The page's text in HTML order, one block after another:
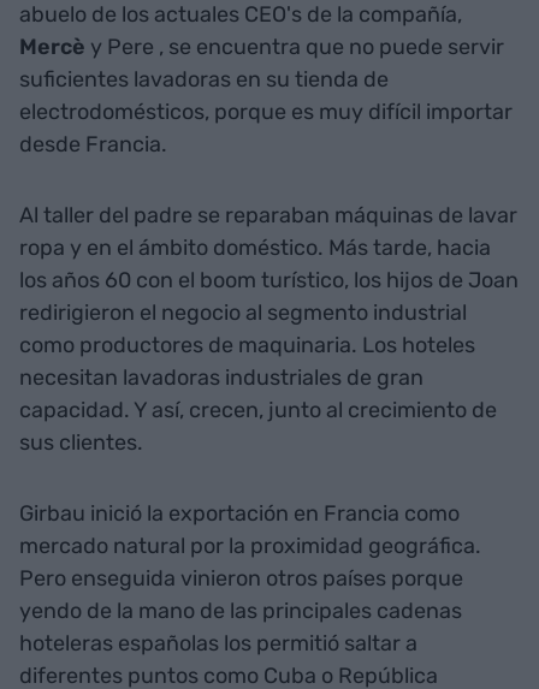
abuelo de los actuales CEO's de la compañía,
Mercè y Pere , se encuentra que no puede servir
suficientes lavadoras en su tienda de
electrodomésticos, porque es muy difícil importar
desde Francia.
Al taller del padre se reparaban máquinas de lavar
ropa y en el ámbito doméstico. Más tarde, hacia
los años 60 con el boom turístico, los hijos de Joan
redirigieron el negocio al segmento industrial
como productores de maquinaria. Los hoteles
necesitan lavadoras industriales de gran
capacidad. Y así, crecen, junto al crecimiento de
sus clientes.
Girbau inició la exportación en Francia como
mercado natural por la proximidad geográfica.
Pero enseguida vinieron otros países porque
yendo de la mano de las principales cadenas
hoteleras españolas los permitió saltar a
diferentes puntos como Cuba o República